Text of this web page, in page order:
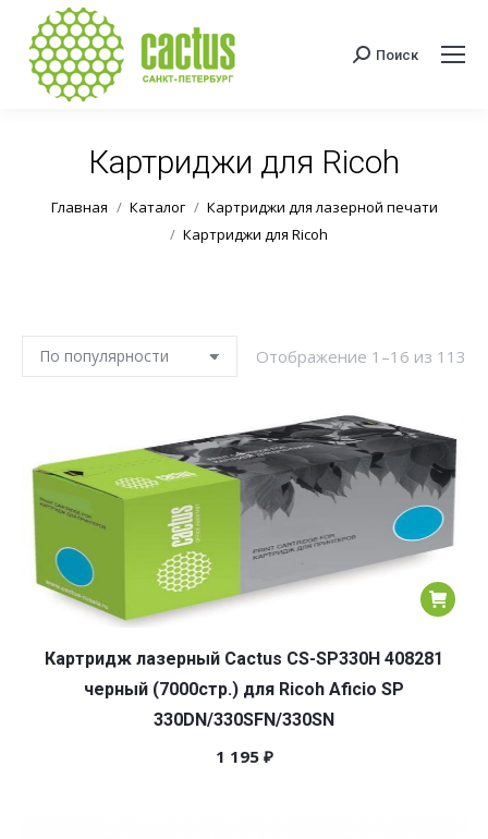
Поиск:
Поиск
Картриджи для Ricoh
Главная Каталог
Картриджи для лазерной печати
Картриджи для Ricoh
Отображение 1–16 из 113
Картридж лазерный Cactus CS-SP330H 408281
черный (7000стр.) для Ricoh Aficio SP
330DN/330SFN/330SN
1 195 ₽